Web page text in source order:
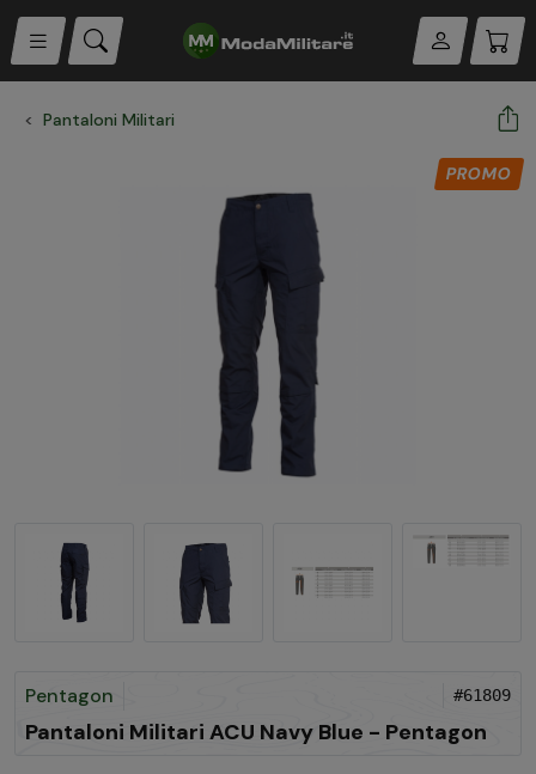
Pantaloni Militari
Pentagon #61809
Pantaloni Militari ACU Navy Blue - Pentagon